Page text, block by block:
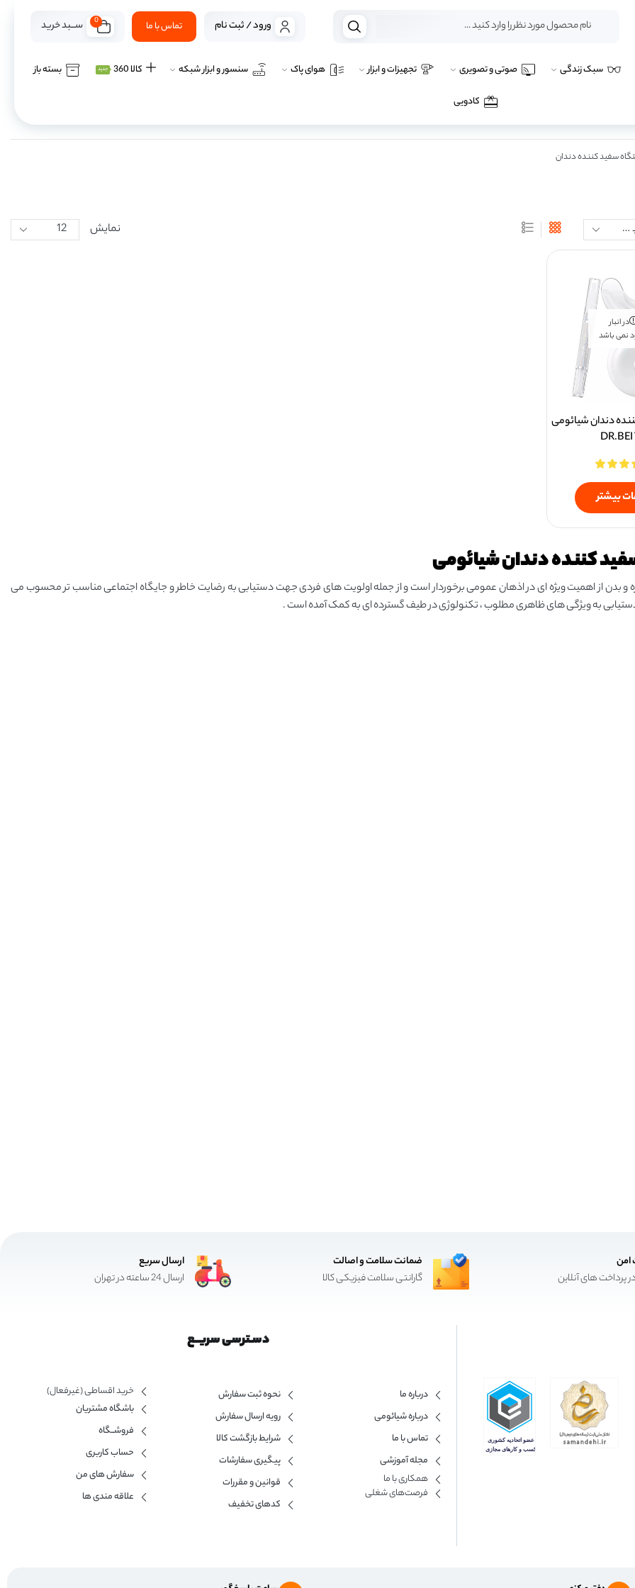
ورود / ثبت نام تماس با ما 0 ســـبد خرید
سبک زندگی صوتی و تصویری تجهیزات و ابزار هوای پاک سنسور و ابزار شبکه کالا 360 جدید بسته باز
کادویی
سفید کننده دندان
نمایش
در انبار
نمی باشد
دندان شیائومی
بیشتر
کننده دندان شیائومی
و بدن از اهمیت ویژه ای در اذهان عمومی برخوردار است و از جمله اولویت های فردی جهت دستیابی به رضایت خاطر و جایگاه اجتماعی مناسب تر محسوب می
به ویژگی های ظاهری مطلوب ، تکنولوژی در طیف گسترده ای به کمک آمده است .
امن
پرداخت های آنلاین
ضمانت سلامت و اصالت
گارانتی سلامت فیزیکی کالا
ارسال سریع
ارسال 24 ساعته در تهران
دسـترسی سریــع
درباره ما
درباره شیائومی
تماس با ما
مجله آموزشی
همکاری با ما​
فرصت‌های شغلی
نحوه ثبت سفارش
رویه ارسال سفارش
شرایط بازگشت کالا
پیگیری سفارشات
قوانین و مقررات
کدهای تخفیف
خرید اقساطی (غیرفعال)
باشگاه مشتریان
فروشــگاه
حساب کاربری
سفارش های من
علاقه مندی ها